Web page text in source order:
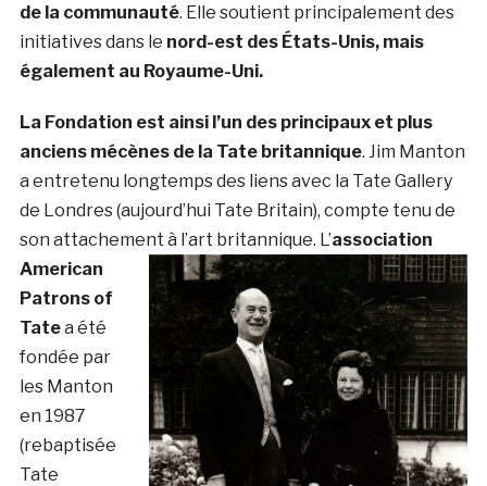
de la communauté. Elle soutient principalement des
initiatives dans le nord-est des États-Unis, mais
également au Royaume-Uni.
La Fondation est ainsi l’un des principaux et plus
anciens mécènes de la Tate britannique. Jim Manton
a entretenu longtemps des liens avec la Tate Gallery
de Londres (aujourd’hui Tate Britain), compte tenu de
son attachement à l’art britannique. L’association
American
Patrons of
Tatea été
fondée par
les Manton
en 1987
(rebaptisée
Tate